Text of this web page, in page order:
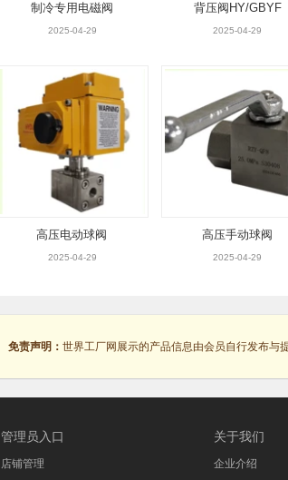
制冷专用电磁阀
2025-04-29
背压阀HY/GBYF
2025-04-29
高压电动球阀
2025-04-29
高压手动球阀
2025-04-29
免责声明： 世界工厂网展示的产品信息由会员自行发布与
管理员入口
店铺管理
关于我们
企业介绍